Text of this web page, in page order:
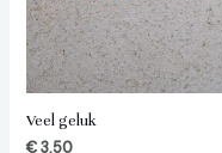
Veel geluk
€3,50